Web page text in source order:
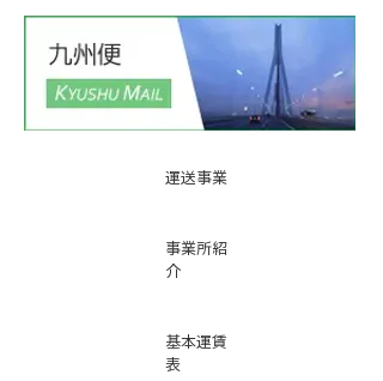
運送事業
事業所紹
介
基本運賃
表